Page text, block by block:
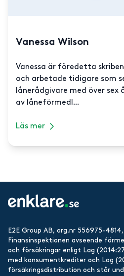
Vanessa Wilson
Vanessa är föredetta
och arbetade tidigare som
lånerådgivare med över sex
av låneförmedl...
Läs mer
E2E Group AB, org.nr 556975-
Finansinspektionen avseende
och försäkringar enligt Lag
med konsumentkrediter och Lag
försäkringsdistribution och står